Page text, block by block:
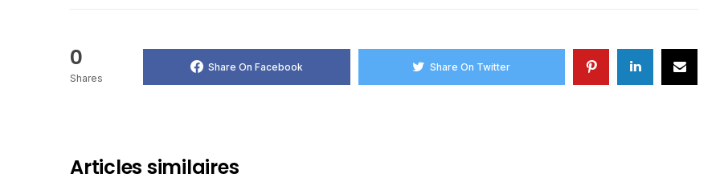
0
Shares
Share On Facebook Share On Twitter
Articles similaires